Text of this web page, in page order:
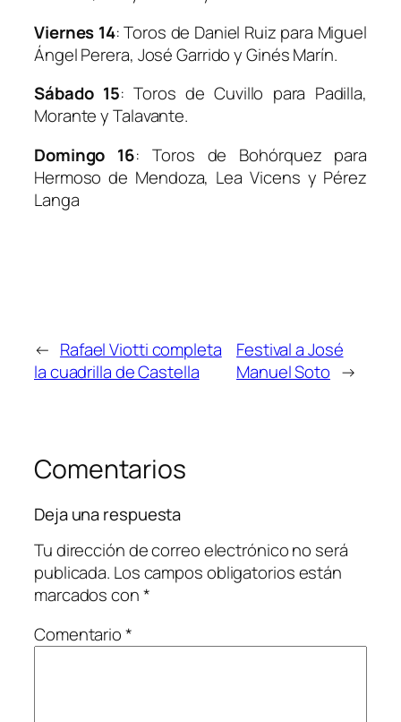
Viernes 14: Toros de Daniel Ruiz para Miguel
Ángel Perera, José Garrido y Ginés Marín.
Sábado 15: Toros de Cuvillo para Padilla,
Morante y Talavante.
Domingo 16: Toros de Bohórquez para
Hermoso de Mendoza, Lea Vicens y Pérez
Langa
← Rafael Viotti completa
la cuadrilla de Castella
Festival a José
Manuel Soto →
Comentarios
Deja una respuesta
Tu dirección de correo electrónico no será
publicada. Los campos obligatorios están
marcados con*
Comentario*